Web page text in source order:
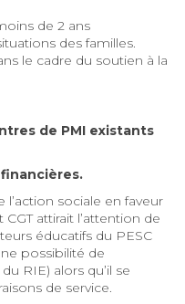
de 2 ans
des familles.
le cadre du soutien à la
de PMI existants
sociale en faveur
attirait l’attention de
éducatifs du PESC
possibilité de
RIE) alors qu’il se
de service.